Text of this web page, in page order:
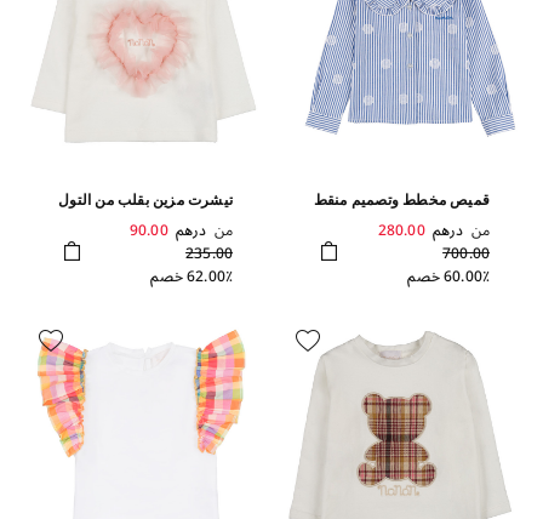
قميص مخطط وتصميم منقط
من درهم 280.00
700.00
60.00٪ خصم
تيشرت مزين بقلب من التول
من درهم 90.00
235.00
62.00٪ خصم